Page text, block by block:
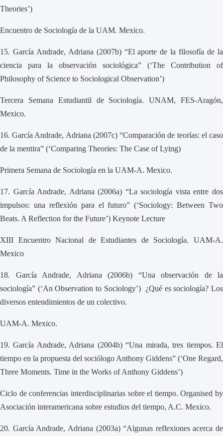
Theories’)
Encuentro de Sociología de la UAM. Mexico.
15. García Andrade, Adriana (2007b) “El aporte de la filosofía de la
ciencia para la observación sociológica” (‘The Contribution of
Philosophy of Science to Sociological Observation’)
Tercera Semana Estudiantil de Sociología. UNAM, FES-Aragón,
Mexico.
16. García Andrade, Adriana (2007c) “Comparación de teorías: el caso
de la mentira” (‘Comparing Theories: The Case of Lying)
Primera Semana de Sociología en la UAM-A. Mexico.
17. García Andrade, Adriana (2006a) “La sociología vista entre dos
impulsos: una reflexión para el futuro” (‘Sociology: Between Two
Beats. A Reflection for the Future’) Keynote Lecture
XIII Encuentro Nacional de Estudiantes de Sociología. UAM-A.
Mexico
18.
García Andrade, Adriana (2006b) “Una observación de la
sociología” (‘An Observation to Sociology’) ¿Qué es sociología? Los
diversos entendimientos de un colectivo.
UAM-A. Mexico.
19. García Andrade, Adriana (2004b) “Una mirada, tres tiempos. El
tiempo en la propuesta del sociólogo Anthony Giddens” (‘One Regard,
Three Moments. Time in the Works of Anthony Giddens’)
Ciclo de conferencias interdisciplinarias sobre el tiempo. Organised by
Asociación interamericana sobre estudios del tiempo, A.C. Mexico.
20. García Andrade, Adriana (2003a) “Algunas reflexiones acerca de